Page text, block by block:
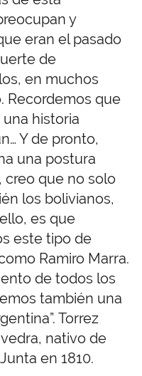
y
eran el pasado
de
en muchos
Recordemos que
historia
Y de pronto,
una postura
creo que no solo
los bolivianos,
es que
este tipo de
Ramiro Marra.
de todos los
también una
Torrez
nativo de
en 1810.